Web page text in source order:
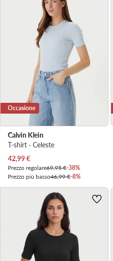
Occasione
Calvin Klein
T-shirt · Celeste
Prezzo attuale
42,99€
Prezzo regolare69,95 €-38%
Prezzo più basso46,99 €-8%